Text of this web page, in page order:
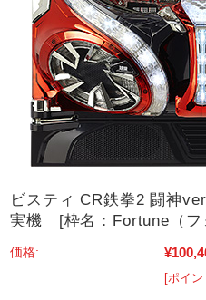
ビスティ CR鉄拳2 闘神
実機 [枠名：Fortune（
価格:
[ポイ